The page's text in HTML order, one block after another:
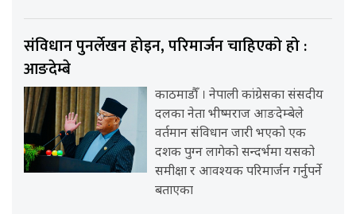
संविधान पुनर्लेखन होइन, परिमार्जन चाहिएको हो :
आङदेम्बे
काठमाडौँ । नेपाली कांग्रेसका संसदीय
दलका नेता भीष्मराज आङदेम्बेले
वर्तमान संविधान जारी भएको एक
दशक पुग्न लागेको सन्दर्भमा यसको
समीक्षा र आवश्यक परिमार्जन गर्नुपर्ने
बताएका